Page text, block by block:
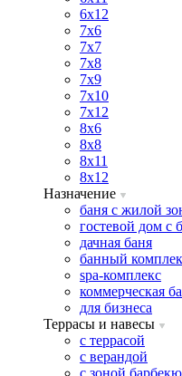
6х12
7х6
7х7
7х8
7х9
7х10
7х12
8х6
8х8
8х11
8х12
Назначение
баня с жилой
гостевой дом с
дачная баня
банный
spa-комплекс
коммерческая
для бизнеса
Террасы и навесы
с террасой
с верандой
с зоной барбекю